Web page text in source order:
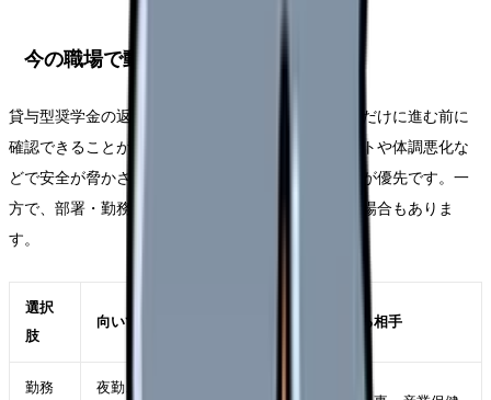
今の職場で動かせる可能性
貸与型奨学金の返済中に辞めたい時でも、すぐ退職だけに進む前に
確認できることがあります。もちろん、ハラスメントや体調悪化な
どで安全が脅かされている場合は、距離を取ることが優先です。一
方で、部署・勤務形態・役割が変われば続けられる場合もありま
す。
選択
肢
向いているケース 確認する相手
勤務
夜勤、残業、受け持ち、委員